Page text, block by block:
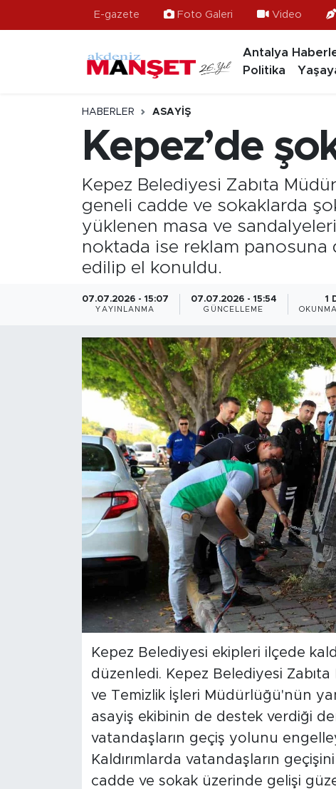
E-gazete Foto Galeri Video
Antalya
Politika
HABERLER ASAYIŞ
Kepez’de
Kepez Belediyesi Zabıta
geneli cadde ve sokaklarda
yüklenen masa ve
noktada ise reklam
edilip el konuldu.
07.07.2026 - 15:07
YAYINLANMA
07.07.2026 - 15:54
GÜNCELLEME
1
Kepez Belediyesi ekipleri ilçede
düzenledi. Kepez Belediyesi
ve Temizlik İşleri Müdürlüğü'nün
asayiş ekibinin de destek verdiği
vatandaşların geçiş yolunu
Kaldırımlarda vatandaşların
cadde ve sokak üzerinde gelişi
Ekonomi
Gündem
Kültür- Sanat
Magazin
Özel Haber
Politika
Resmi İlanlar
Turizm
Hava Durumu
Tüm Manşetler
Son Dakika Haberleri
Haber Arşivi